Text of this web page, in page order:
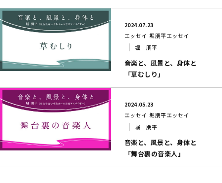
2024.07.23
エッセイ 堀朋平エッセイ
堀 朋平
音楽と、風景と、身体と
「草むしり」
2024.05.23
エッセイ 堀朋平エッセイ
堀 朋平
音楽と、風景と、身体と
「舞台裏の音楽人」